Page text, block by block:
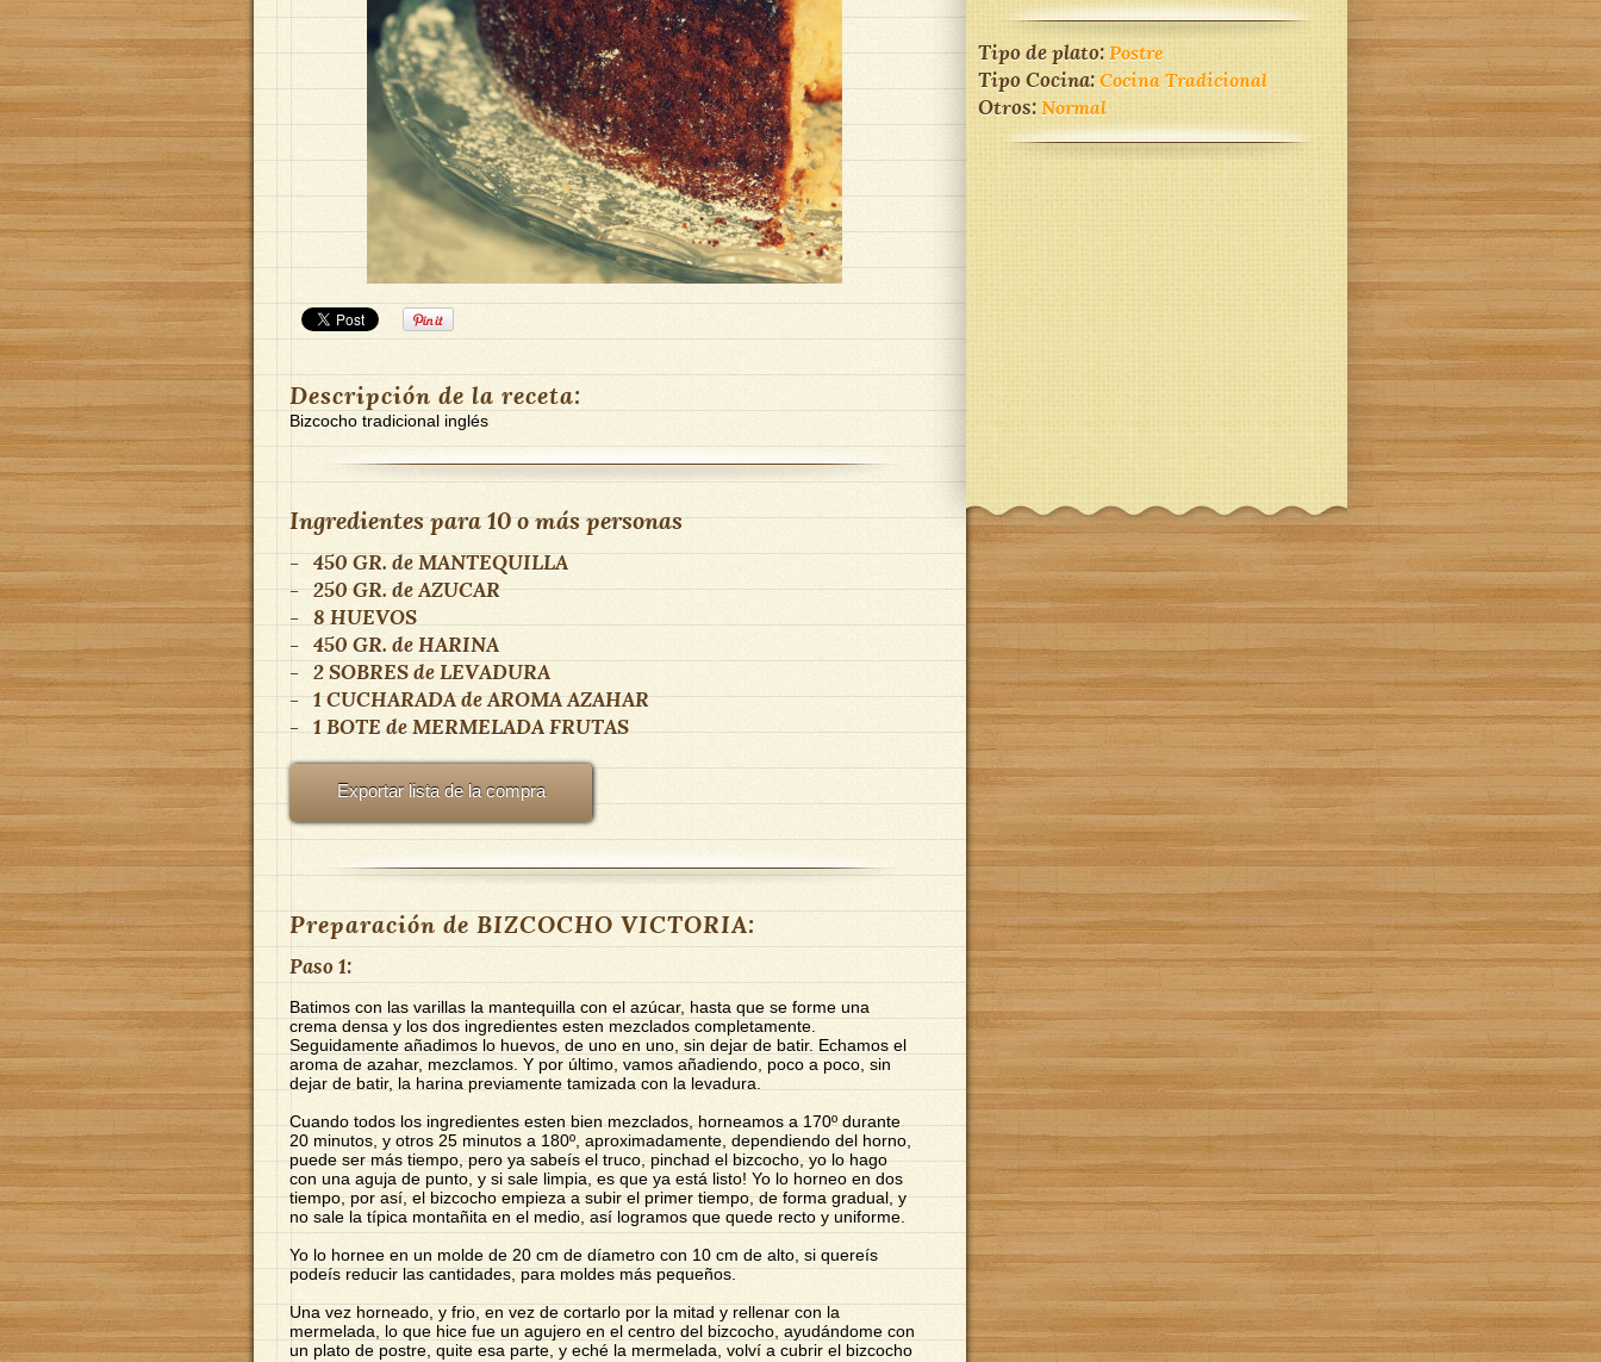
Descripción de la receta:
Bizcocho tradicional inglés
Ingredientes para10 o más personas
- 450 GR.deMANTEQUILLA
- 250 GR.deAZUCAR
- 8 HUEVOS
- 450 GR. deHARINA
- 2 SOBRESdeLEVADURA
- 1 CUCHARADAdeAROMA AZAHAR
- 1 BOTE deMERMELADA FRUTAS
Exportar lista de la compra
Preparación de BIZCOCHO VICTORIA:
Paso 1:
Batimos con las varillas la mantequilla con el azúcar, hasta que se forme una
crema densa y los dos ingredientes esten mezclados completamente.
Seguidamente añadimos lo huevos, de uno en uno, sin dejar de batir. Echamos el
aroma de azahar, mezclamos. Y por último, vamos añadiendo, poco a poco, sin
dejar de batir, la harina previamente tamizada con la levadura.
Cuando todos los ingredientes esten bien mezclados, horneamos a 170º durante
20 minutos, y otros 25 minutos a 180º, aproximadamente, dependiendo del horno,
puede ser más tiempo, pero ya sabeís el truco, pinchad el bizcocho, yo lo hago
con una aguja de punto, y si sale limpia, es que ya está listo! Yo lo horneo en dos
tiempo, por así, el bizcocho empieza a subir el primer tiempo, de forma gradual, y
no sale la típica montañita en el medio, así logramos que quede recto y uniforme.
Yo lo hornee en un molde de 20 cm de díametro con 10 cm de alto, si quereís
podeís reducir las cantidades, para moldes más pequeños.
Una vez horneado, y frio, en vez de cortarlo por la mitad y rellenar con la
mermelada, lo que hice fue un agujero en el centro del bizcocho, ayudándome con
un plato de postre, quite esa parte, y eché la mermelada, volví a cubrir el bizcocho
Tipo de plato:Postre
Tipo Cocina:Cocina Tradicional
Otros:Normal